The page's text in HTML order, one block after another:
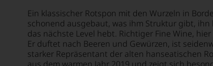
Ein klassischer Rotspon mit den Wurzeln in
schonend ausgebaut, was ihm Struktur gibt,
das nächste Level hebt. Richtiger Fine Wine,
Er duftet nach Beeren und Gewürzen, ist
starker Repräsentant der alten hanseatischen